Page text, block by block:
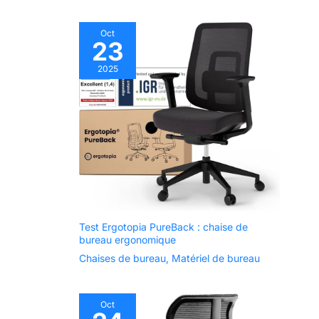
vente de 30 jours et un
service après-vente d'un
an pour cette chaise de
bureau d'ordinateur. Notre
équipe de service à la
clientèle est prête à
répondre à toute question
avant ou après la vente.
N'hésitez pas à nous
contacter pour obtenir de
l'aide Fonction expliquée:
Réglage manuel de l'angle
du dossier et du repose-
pieds, avec une plage de
réglage de l'angle du
dossier de 90° à 155°,
verrouillable dans toutes
les positions
Oct
23
2025
Test Ergotopia PureBack : chaise de
bureau ergonomique
Chaises de bureau, Matériel de bureau
Oct